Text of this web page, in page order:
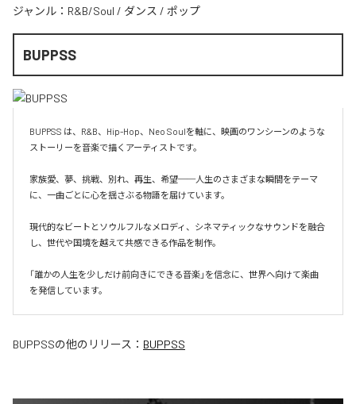
ジャンル： R&B/Soul / ダンス / ポップ
BUPPSS
BUPPSS は、R&B、Hip-Hop、Neo Soulを軸に、映画のワンシーンのような
ストーリーを音楽で描くアーティストです。
家族愛、夢、挑戦、別れ、再生、希望──人生のさまざまな瞬間をテーマ
に、一曲ごとに心を揺さぶる物語を届けています。
現代的なビートとソウルフルなメロディ、シネマティックなサウンドを融合
し、世代や国境を越えて共感できる作品を制作。
「誰かの人生を少しだけ前向きにできる音楽」を信念に、世界へ向けて楽曲
を発信しています。
BUPPSSの他のリリース： BUPPSS